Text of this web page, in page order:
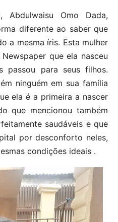
Omo Dada,
diferente ao saber que
a mesma íris. Esta mulher
que ela nasceu
passou para seus filhos.
ninguém em sua família
ela é a primeira a nascer
que mencionou também
saudáveis e que
por desconforto neles,
condições ideais .